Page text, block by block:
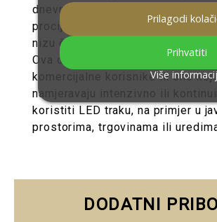
dnevno korištenje od 8 sati.
procijenjeno trajanje, koje
nizu čimbenika, uključujući uvjete
Ova opcija je posebno korisna za
komercijalne korisnike ili one koji
namjeravaju intenzivno ili
koristiti LED traku, na primjer u
prostorima, trgovinama ili
DODATNI
Više
Prilagodi
Prihvatiti